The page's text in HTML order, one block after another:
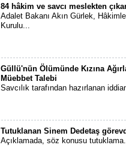
84 hâkim ve savcı meslekten
Adalet Bakanı Akın Gürlek,
Kurulu...
Güllü'nün Ölümünde Kızına
Müebbet Talebi
Savcılık tarafından hazırlanan
Tutuklanan Sinem Dedetaş
Açıklamada, söz konusu